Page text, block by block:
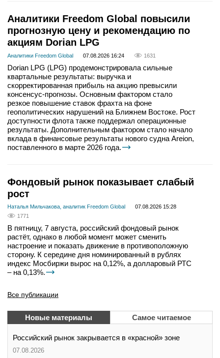
Аналитики Freedom Global повысили
прогнозную цену и рекомендацию по
акциям Dorian LPG
Аналитики Freedom Global 07.08.2026 16:24 1631
Dorian LPG (LPG) продемонстрировала сильные
квартальные результаты: выручка и
скорректированная прибыль на акцию превысили
консенсус-прогнозы. Основным фактором стало
резкое повышение ставок фрахта на фоне
геополитических нарушений на Ближнем Востоке. Рост
доступности флота также поддержал операционные
результаты. Дополнительным фактором стало начало
вклада в финансовые результаты нового судна Areion,
поставленного в марте 2026 года.
Фондовый рынок показывает слабый
рост
Наталья Мильчакова, аналитик Freedom Global
07.08.2026 15:28
1771
В пятницу, 7 августа, российский фондовый рынок
растёт, однако в любой момент может сменить
настроение и показать движение в противоположную
сторону. К середине дня номинированный в рублях
индекс Мосбиржи вырос на 0,12%, а долларовый РТС
– на 0,13%.
Все публикации
Новые материалы Самое читаемое
Российский рынок закрывается в «красной» зоне
07.08.2026